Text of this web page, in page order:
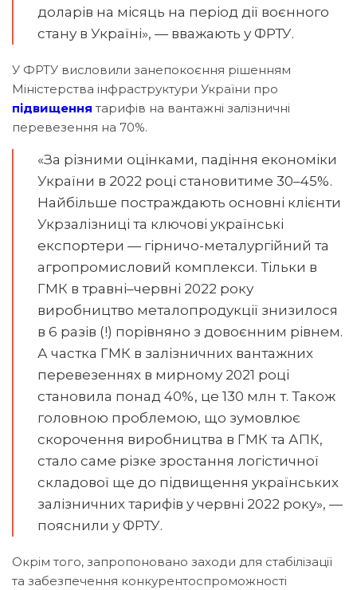
доларів на місяць на період дії воєнного
стану в Україні», — вважають у ФРТУ.
У ФРТУ висловили занепокоєння рішенням
Міністерства інфраструктури України про
підвищення тарифів на вантажні залізничні
перевезення на 70%.
«За різними оцінками, падіння економіки
України в 2022 році становитиме 30–45%.
Найбільше постраждають основні клієнти
Укрзалізниці та ключові українські
експортери — гірничо-металургійний та
агропромисловий комплекси. Тільки в
ГМК в травні–червні 2022 року
виробництво металопродукції знизилося
в 6 разів (!) порівняно з довоєнним рівнем.
А частка ГМК в залізничних вантажних
перевезеннях в мирному 2021 році
становила понад 40%, це 130 млн т. Також
головною проблемою, що зумовлює
скорочення виробництва в ГМК та АПК,
стало саме різке зростання логістичної
складової ще до підвищення українських
залізничних тарифів у червні 2022 року», —
пояснили у ФРТУ.
Окрім того, запропоновано заходи для стабілізації
та забезпечення конкурентоспроможності